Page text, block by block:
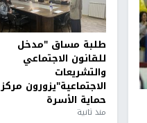
طلبة مساق "مدخل
للقانون الاجتماعي
والتشريعات
الاجتماعية"يزورون مركز
حماية الأسرة
منذ ثانية